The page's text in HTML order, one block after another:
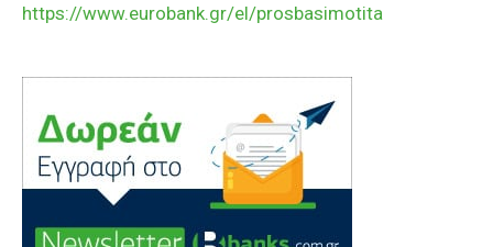
https://www.eurobank.gr/el/prosbasimotita